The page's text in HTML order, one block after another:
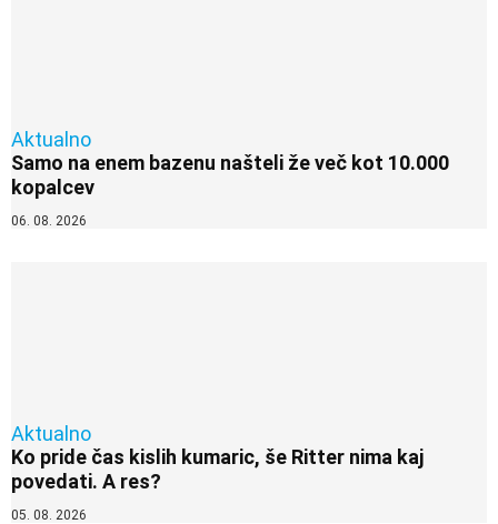
Aktualno
Samo na enem bazenu našteli že več kot 10.000
kopalcev
06. 08. 2026
Aktualno
Ko pride čas kislih kumaric, še Ritter nima kaj
povedati. A res?
05. 08. 2026